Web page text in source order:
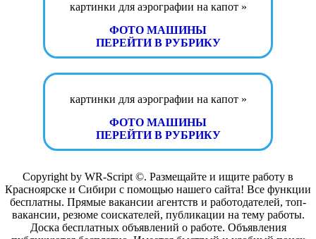
картинки для аэрографии на капот »
ФОТО МАШИНЫ
ПЕРЕЙТИ В РУБРИКУ
картинки для аэрографии на капот »
ФОТО МАШИНЫ
ПЕРЕЙТИ В РУБРИКУ
Copyright by WR-Script ©. Размещайте и ищите работу в
Красноярске и Сибири с помощью нашего сайта! Все функции
бесплатны. Прямые вакансии агентств и работодателей, топ-
вакансии, резюме соискателей, публикации на тему работы.
Доска бесплатных объявлений о работе. Объявления